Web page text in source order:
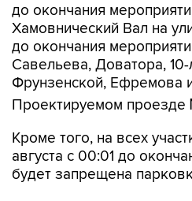
до окончания
Савельева, Доватора,
Фрунзенской, Ефремова
Проектируемом
Кроме того, на всех
будет запрещена
Помимо этого, в